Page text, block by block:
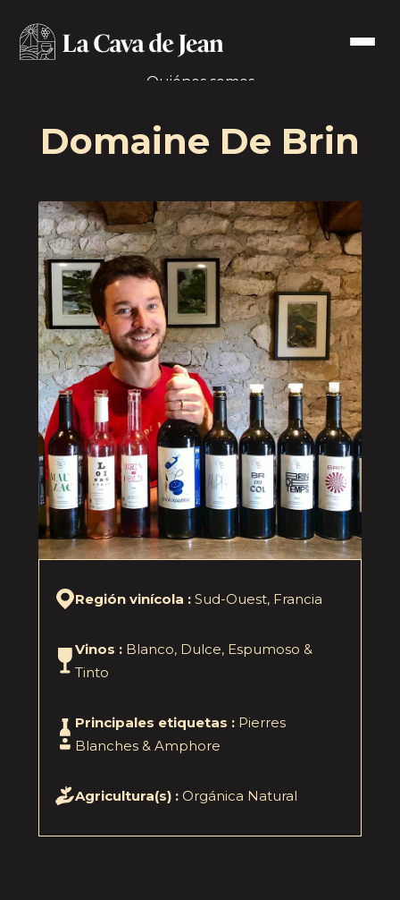
Quiénes somos
Nuestros productores
Domaine De Brin
Región vinícola : Sud-Ouest, Francia
Vinos : Blanco, Dulce, Espumoso &
Tinto
Principales etiquetas : Pierres
Blanches & Amphore
Agricultura(s) : Orgánica Natural